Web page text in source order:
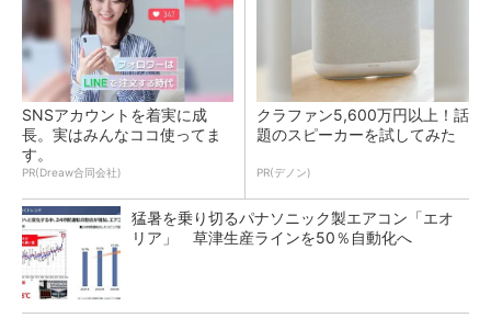
SNSアカウントを着実に成
長。実はみんなココ使ってま
す。
PR(Dreaw合同会社)
クラファン5,600万円以上！話
題のスピーカーを試してみた
PR(デノン)
猛暑を乗り切るパナソニック製エアコン「エオ
リア」 草津生産ラインを50％自動化へ